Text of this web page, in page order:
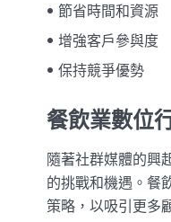
節省時間和資源
增強客戶參與度
保持競爭優勢
餐飲業數位
隨著社群媒體的興
的挑戰和機遇。餐
策略，以吸引更多